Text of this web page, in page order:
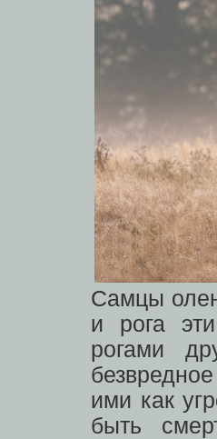
Самцы
и рога
рогами
ими как
быть